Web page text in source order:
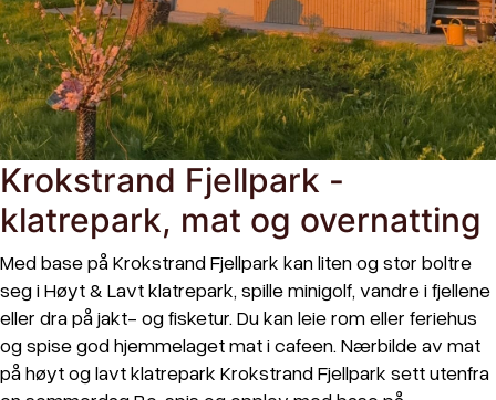
Krokstrand Fjellpark -
klatrepark, mat og overnatting
Med base på Krokstrand Fjellpark kan liten og stor boltre
seg i Høyt & Lavt klatrepark, spille minigolf, vandre i fjellene
eller dra på jakt- og fisketur. Du kan leie rom eller feriehus
og spise god hjemmelaget mat i cafeen. Nærbilde av mat
på høyt og lavt klatrepark Krokstrand Fjellpark sett utenfra